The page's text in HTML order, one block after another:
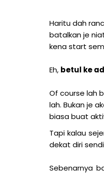
Haritu dah
batalkan je
kena start
Eh, betul ke
Of course lah
lah. Bukan je
biasa buat
Tapi kalau
dekat diri
Sebenarnya